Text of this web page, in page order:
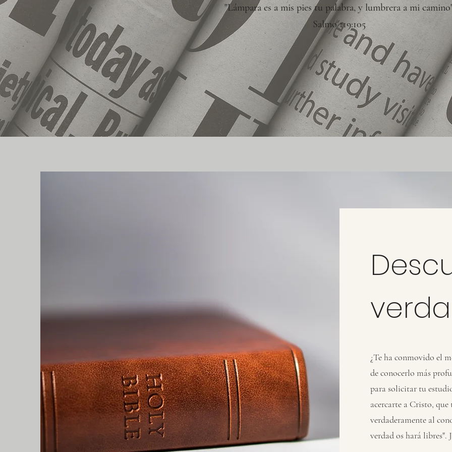
"Lámpara es a mis pies tu palabra, y lumbrera a mi
Salmo 119:105
¿Te ha conmovido el
de conocerlo más
para solicitar tu
acercarte a Cristo, que
verdaderamente al
verdad os hará libres".